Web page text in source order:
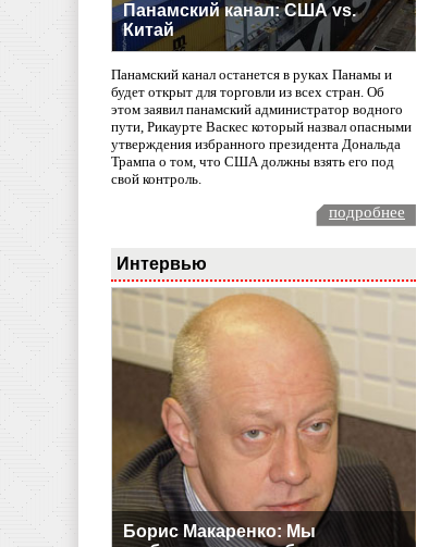
Панамский канал: США vs.
Китай
Панамский канал останется в руках Панамы и
будет открыт для торговли из всех стран. Об
этом заявил панамский администратор водного
пути, Рикаурте Васкес который назвал опасными
утверждения избранного президента Дональда
Трампа о том, что США должны взять его под
свой контроль.
подробнее
Интервью
Борис Макаренко: Мы